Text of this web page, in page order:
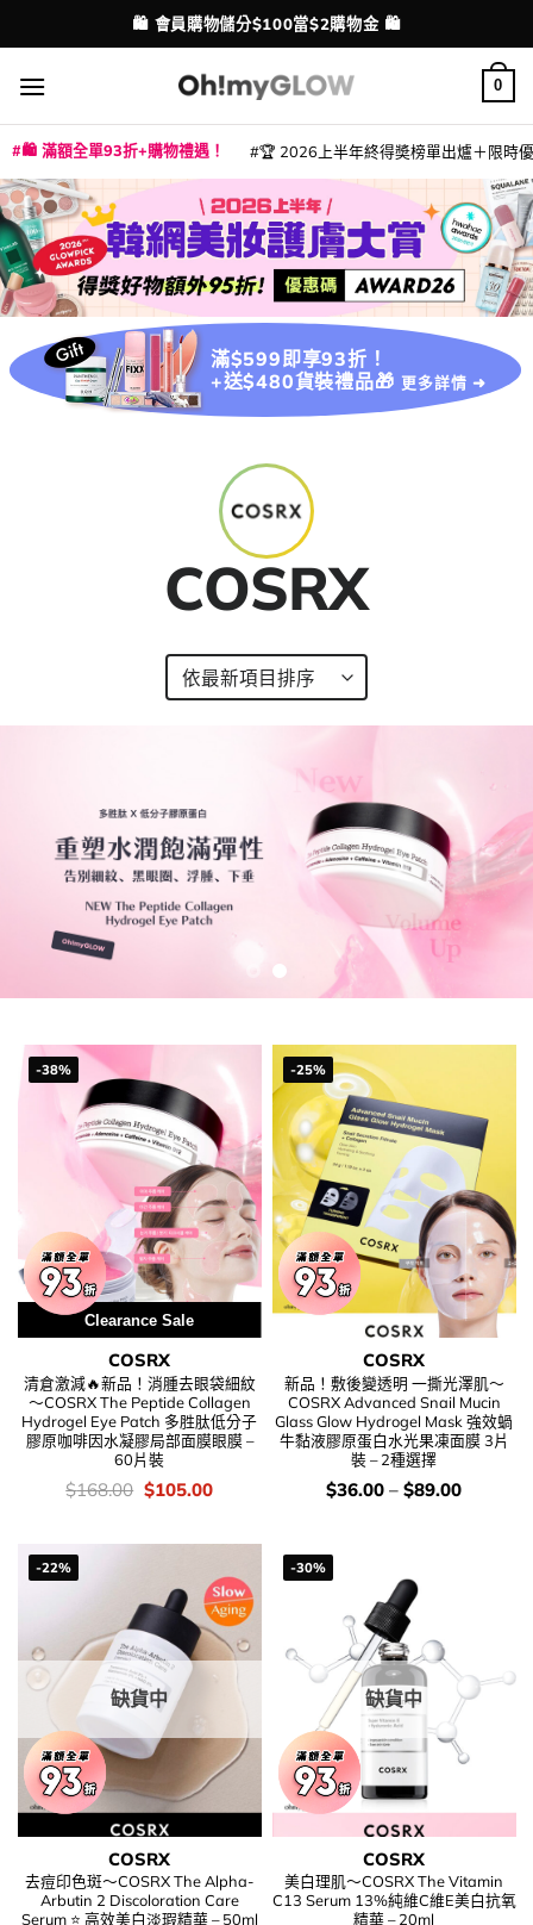
to
content
配送港澳
🛍️ 會員購物儲分$100當$2購物金 🛍️
0
🛍️ 滿額全單93折+購物禮遇！ 🏆 2026上半年終得奬榜單出爐＋限時
滿$599即享93折！
+送$480貨裝禮品🎁 更多詳情 ➜
COSRX
-38%
Clearance Sale
COSRX
清倉激減🔥新品！消腫去眼袋細紋
～COSRX The Peptide Collagen
Hydrogel Eye Patch 多胜肽低分子
膠原咖啡因水凝膠局部面膜眼膜 –
60片裝
價
錢：
$168.00 Original
price
$168.00.
$105.00Current
$105.00.
-25%
COSRX
新品！敷後變透明 一撕光澤肌～
COSRX Advanced Snail Mucin
Glass Glow Hydrogel Mask 強效蝸
牛黏液膠原蛋白水光果凍面膜 3片
裝 – 2種選擇
價
錢：
$36.00 – $89.00
-22%
缺貨中
COSRX
去痘印色斑～COSRX The Alpha-
Arbutin 2 Discoloration Care
Serum ⭐ 高效美白淡瑕精華 – 50ml
-30%
缺貨中
COSRX
美白理肌～COSRX The Vitamin
C13 Serum 13%純維C維E美白抗氧
精華 – 20ml